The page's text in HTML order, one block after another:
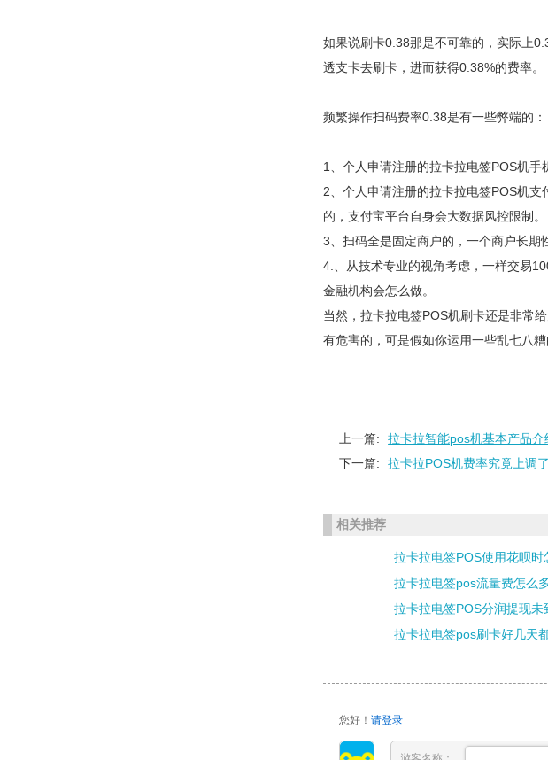
如果说刷卡0.38那是不可靠的，实际上
透支卡去刷卡，进而获得0.38%的费率。
频繁操作扫码费率0.38是有一些弊端的：
1、个人申请注册的拉卡拉电签POS机手
2、个人申请注册的拉卡拉电签POS机
的，支付宝平台自身会大数据风控限制。
3、扫码全是固定商户的，一个商户长期
4.、从技术专业的视角考虑，一样交易
金融机构会怎么做。
当然，拉卡拉电签POS机刷卡还是非常
有危害的，可是假如你运用一些乱七八
上一篇:
拉卡拉智能pos机基本产品介
下一篇:
拉卡拉POS机费率究竟上调
相关推荐
拉卡拉电签POS使用花呗时
拉卡拉电签pos流量费怎么
拉卡拉电签POS分润提现未
拉卡拉电签pos刷卡好几天
您好！请登录